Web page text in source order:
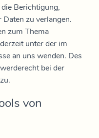
Berichtigung,
zu verlangen.
zum Thema
unter der im
an uns wenden. Des
bei der
von